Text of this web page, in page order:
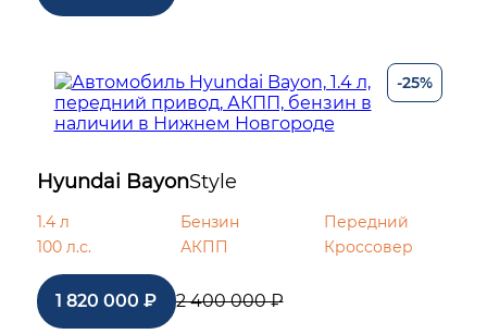
-25%
Hyundai BayonStyle
1.4 л Бензин
Передний
100 л.с.
АКПП Кроссовер
1 820 000 ₽ 2 400 000 ₽